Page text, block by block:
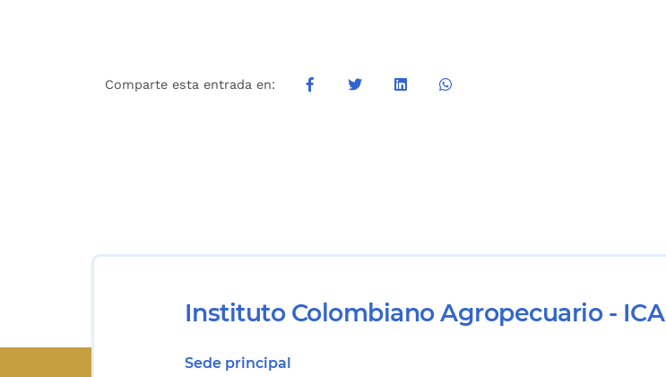
Comparte esta entrada en:
Instituto Colombiano Agropecuario - ICA
Sede principal